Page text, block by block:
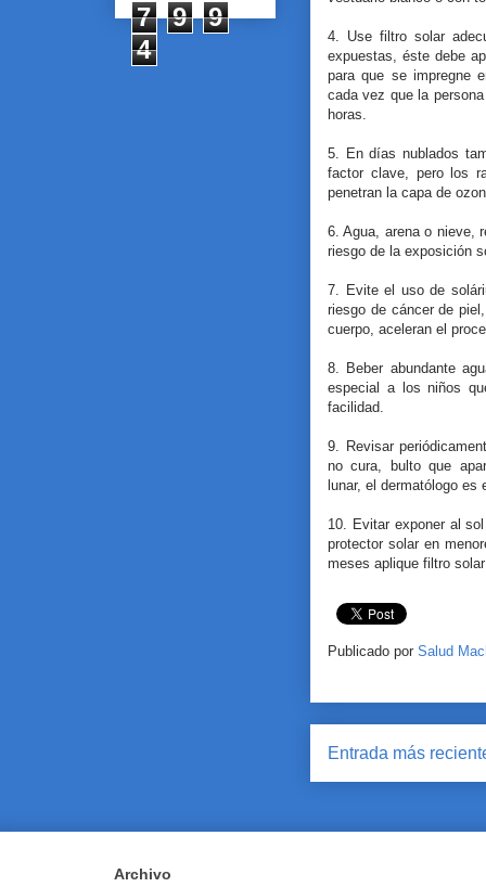
4. Use filtro solar
expuestas, éste debe
para que se impregne
cada vez que la
horas.
5. En días nublados
factor clave, pero los
penetran la capa de
6. Agua, arena o nieve,
riesgo de la exposición
7. Evite el uso de
riesgo de cáncer de
cuerpo, aceleran el
8. Beber abundante
especial a los niños
facilidad.
9. Revisar
no cura, bulto que
lunar, el dermatólogo es
10. Evitar exponer al
protector solar en
meses aplique filtro
Publicado por Salud
Entrada más
7 9
9
4
Archivo